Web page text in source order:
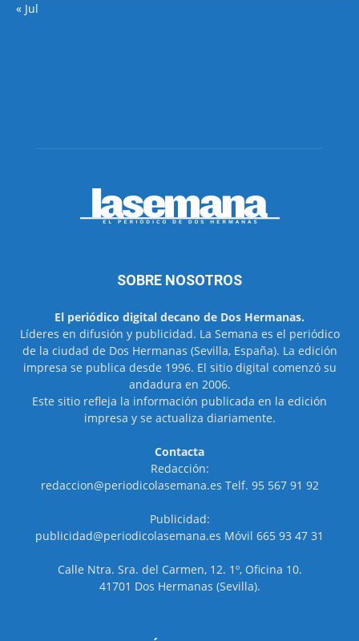
« Jul
SOBRE NOSOTROS
El periódico digital decano de Dos Hermanas.
Líderes en difusión y publicidad. La Semana es el periódico
de la ciudad de Dos Hermanas (Sevilla, España). La edición
impresa se publica desde 1996. El sitio digital comenzó su
andadura en 2006.
Este sitio refleja la información publicada en la edición
impresa y se actualiza diariamente.
Contacta
Redacción:
redaccion@periodicolasemana.es Telf. 95 567 91 92
Publicidad:
publicidad@periodicolasemana.es Móvil 665 93 47 31
Calle Ntra. Sra. del Carmen, 12. 1º, Oficina 10.
41701 Dos Hermanas (Sevilla).